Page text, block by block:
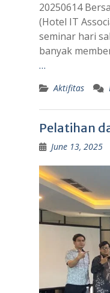
20250614
(Hotel IT
seminar hari
banyak
…
Aktifitas
Pelatihan
June 13, 2025